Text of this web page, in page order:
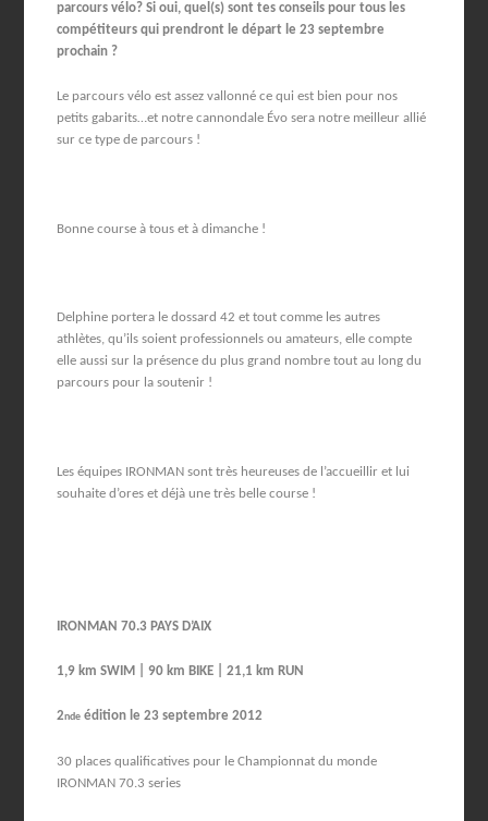
parcours vélo? Si oui, quel(s) sont tes conseils pour tous les
compétiteurs qui prendront le départ le 23 septembre
prochain ?
Le parcours vélo est assez vallonné ce qui est bien pour nos
petits gabarits…et notre cannondale Évo sera notre meilleur allié
sur ce type de parcours !
Bonne course à tous et à dimanche !
Delphine portera le dossard 42 et tout comme les autres
athlètes, qu’ils soient professionnels ou amateurs, elle compte
elle aussi sur la présence du plus grand nombre tout au long du
parcours pour la soutenir !
Les équipes IRONMAN sont très heureuses de l’accueillir et lui
souhaite d’ores et déjà une très belle course !
IRONMAN 70.3 PAYS D’AIX
1,9 km SWIM | 90 km BIKE | 21,1 km RUN
2nde édition le 23 septembre 2012
30 places qualificatives pour le Championnat du monde
IRONMAN 70.3 series